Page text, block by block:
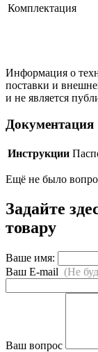
Комплектация
Информация о
поставки и
и не является
Документация
Инструкции
Ещё не было
Задайте
товару
Ваше имя:
Ваш E-mail (Не
Ваш вопрос